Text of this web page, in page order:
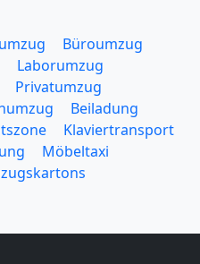
Büroumzug
Laborumzug
Privatumzug
Beiladung
Klaviertransport
Möbeltaxi